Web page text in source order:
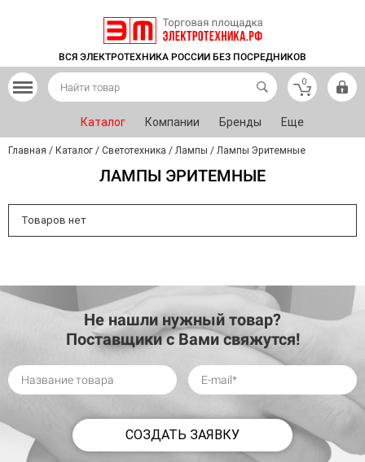
ВСЯ ЭЛЕКТРОТЕХНИКА РОССИИ БЕЗ ПОСРЕДНИКОВ
0
Каталог Компании Бренды Еще
Главная / Каталог / Светотехника / Лампы / Лампы Эритемные
ЛАМПЫ ЭРИТЕМНЫЕ
Товаров нет
Не нашли нужный товар?
Поставщики с Вами свяжутся!
СОЗДАТЬ ЗАЯВКУ